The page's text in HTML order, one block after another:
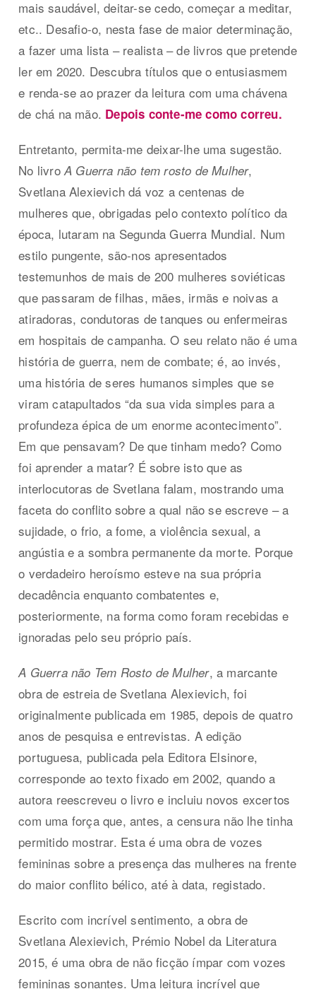
mais saudável, deitar-se cedo, começar a meditar,
etc.. Desafio-o, nesta fase de maior determinação,
a fazer uma lista – realista – de livros que pretende
ler em 2020. Descubra títulos que o entusiasmem
e renda-se ao prazer da leitura com uma chávena
de chá na mão. Depois conte-me como correu.
Entretanto, permita-me deixar-lhe uma sugestão.
No livroA Guerra não tem rosto de Mulher,
Svetlana Alexievich dá voz a centenas de
mulheres que, obrigadas pelo contexto político da
época, lutaram na Segunda Guerra Mundial. Num
estilo pungente, são-nos apresentados
testemunhos de mais de 200 mulheres soviéticas
que passaram de filhas, mães, irmãs e noivas a
atiradoras, condutoras de tanques ou enfermeiras
em hospitais de campanha. O seu relato não é uma
história de guerra, nem de combate; é, ao invés,
uma história de seres humanos simples que se
viram catapultados “da sua vida simples para a
profundeza épica de um enorme acontecimento”.
Em que pensavam? De que tinham medo? Como
foi aprender a matar? É sobre isto que as
interlocutoras de Svetlana falam, mostrando uma
faceta do conflito sobre a qual não se escreve – a
sujidade, o frio, a fome, a violência sexual, a
angústia e a sombra permanente da morte. Porque
o verdadeiro heroísmo esteve na sua própria
decadência enquanto combatentes e,
posteriormente, na forma como foram recebidas e
ignoradas pelo seu próprio país.
A Guerra não Tem Rosto de Mulher, a marcante
obra de estreia de Svetlana Alexievich, foi
originalmente publicada em 1985, depois de quatro
anos de pesquisa e entrevistas. A edição
portuguesa, publicada pela Editora Elsinore,
corresponde ao texto fixado em 2002, quando a
autora reescreveu o livro e incluiu novos excertos
com uma força que, antes, a censura não lhe tinha
permitido mostrar. Esta é uma obra de vozes
femininas sobre a presença das mulheres na frente
do maior conflito bélico, até à data, registado.
Escrito com incrível sentimento, a obra de
Svetlana Alexievich, Prémio Nobel da Literatura
2015, é uma obra de não ficção ímpar com vozes
femininas sonantes. Uma leitura incrível que